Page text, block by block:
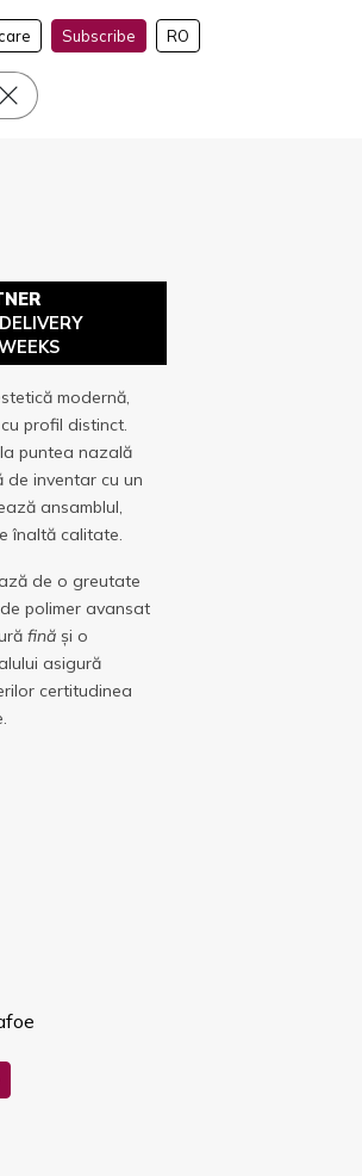
Subscribe RO
modernă,
profil distinct.
puntea nazală
inventar cu un
ansamblul,
înaltă calitate.
de o greutate
polimer avansat
fină și o
asigură
certitudinea